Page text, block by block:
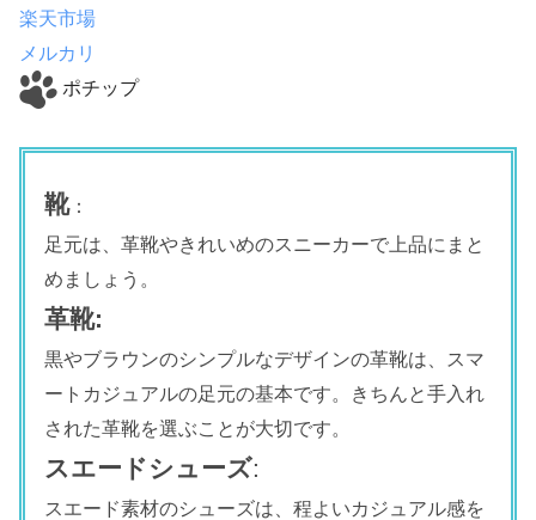
楽天市場
メルカリ
ポチップ
靴：
足元は、革靴やきれいめのスニーカーで上品にまと
めましょう。
革靴:
黒やブラウンのシンプルなデザインの革靴は、スマ
ートカジュアルの足元の基本です。きちんと手入れ
された革靴を選ぶことが大切です。
スエードシューズ:
スエード素材のシューズは、程よいカジュアル感を